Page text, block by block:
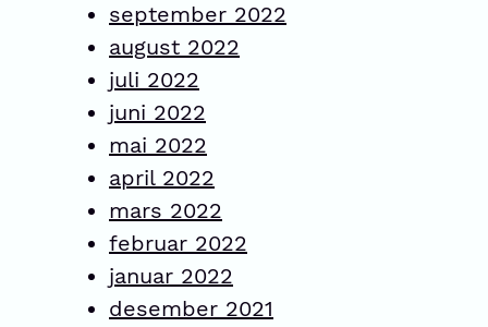
september 2022
august 2022
juli 2022
juni 2022
mai 2022
april 2022
mars 2022
februar 2022
januar 2022
desember 2021